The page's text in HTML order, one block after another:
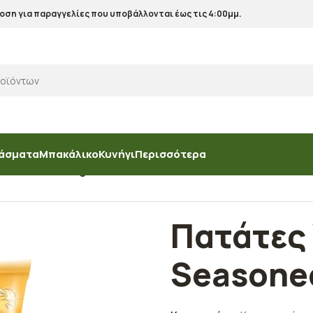
για παραγγελίες που υποβάλλονται έως τις 4:00μμ.
ΜπακάλικοΚυνήγιΠερισσότερα